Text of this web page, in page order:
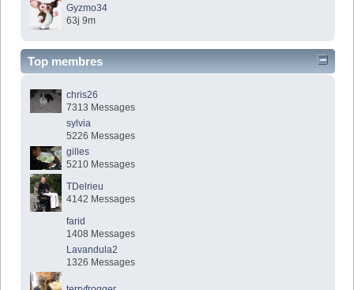
Gyzmo34
63j 9m
Top membres
chris26
7313 Messages
sylvia
5226 Messages
gilles
5210 Messages
TDelrieu
4142 Messages
farid
1408 Messages
Lavandula2
1326 Messages